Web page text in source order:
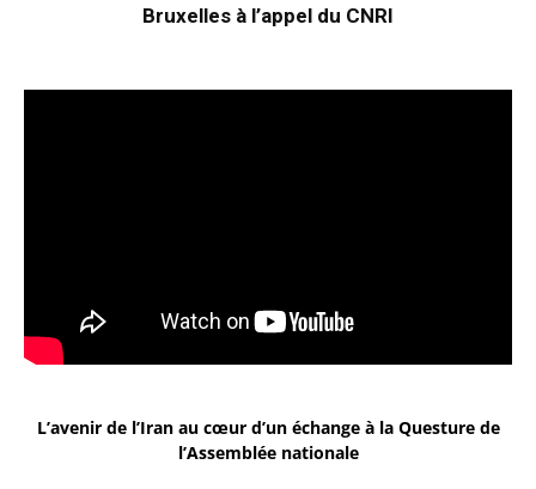
Bruxelles à l’appel du CNRI
L’avenir de l’Iran au cœur d’un échange à la Questure de
l’Assemblée nationale